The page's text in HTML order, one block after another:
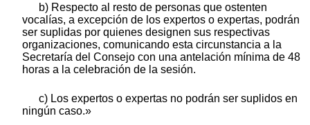
b) Respecto al resto de personas que ostenten
vocalías, a excepción de los expertos o expertas, podrán
ser suplidas por quienes designen sus respectivas
organizaciones, comunicando esta circunstancia a la
Secretaría del Consejo con una antelación mínima de 48
horas a la celebración de la sesión.
c) Los expertos o expertas no podrán ser suplidos en
ningún caso.»